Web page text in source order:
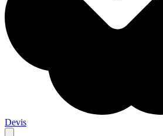
Devis